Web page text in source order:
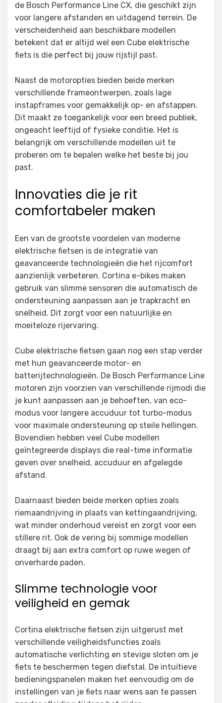
de Bosch Performance Line CX, die geschikt zijn
voor langere afstanden en uitdagend terrein. De
verscheidenheid aan beschikbare modellen
betekent dat er altijd wel een Cube elektrische
fiets is die perfect bij jouw rijstijl past.
Naast de motoropties bieden beide merken
verschillende frameontwerpen, zoals lage
instapframes voor gemakkelijk op- en afstappen.
Dit maakt ze toegankelijk voor een breed publiek,
ongeacht leeftijd of fysieke conditie. Het is
belangrijk om verschillende modellen uit te
proberen om te bepalen welke het beste bij jou
past.
Innovaties die je rit
comfortabeler maken
Een van de grootste voordelen van moderne
elektrische fietsen is de integratie van
geavanceerde technologieën die het rijcomfort
aanzienlijk verbeteren. Cortina e-bikes maken
gebruik van slimme sensoren die automatisch de
ondersteuning aanpassen aan je trapkracht en
snelheid. Dit zorgt voor een natuurlijke en
moeiteloze rijervaring.
Cube elektrische fietsen gaan nog een stap verder
met hun geavanceerde motor- en
batterijtechnologieën. De Bosch Performance Line
motoren zijn voorzien van verschillende rijmodi die
je kunt aanpassen aan je behoeften, van eco-
modus voor langere accuduur tot turbo-modus
voor maximale ondersteuning op steile hellingen.
Bovendien hebben veel Cube modellen
geïntegreerde displays die real-time informatie
geven over snelheid, accuduur en afgelegde
afstand.
Daarnaast bieden beide merken opties zoals
riemaandrijving in plaats van kettingaandrijving,
wat minder onderhoud vereist en zorgt voor een
stillere rit. Ook de vering bij sommige modellen
draagt bij aan extra comfort op ruwe wegen of
onverharde paden.
Slimme technologie voor
veiligheid en gemak
Cortina elektrische fietsen zijn uitgerust met
verschillende veiligheidsfuncties zoals
automatische verlichting en stevige sloten om je
fiets te beschermen tegen diefstal. De intuïtieve
bedieningspanelen maken het eenvoudig om de
instellingen van je fiets naar wens aan te passen